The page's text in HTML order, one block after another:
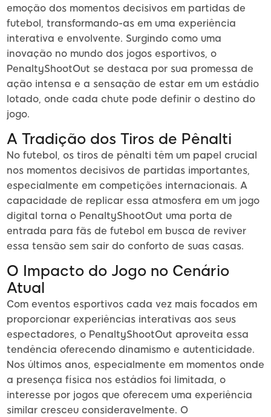
emoção dos momentos decisivos em partidas de
futebol, transformando-as em uma experiência
interativa e envolvente. Surgindo como uma
inovação no mundo dos jogos esportivos, o
PenaltyShootOut se destaca por sua promessa de
ação intensa e a sensação de estar em um estádio
lotado, onde cada chute pode definir o destino do
jogo.
A Tradição dos Tiros de Pênalti
No futebol, os tiros de pênalti têm um papel crucial
nos momentos decisivos de partidas importantes,
especialmente em competições internacionais. A
capacidade de replicar essa atmosfera em um jogo
digital torna o PenaltyShootOut uma porta de
entrada para fãs de futebol em busca de reviver
essa tensão sem sair do conforto de suas casas.
O Impacto do Jogo no Cenário
Atual
Com eventos esportivos cada vez mais focados em
proporcionar experiências interativas aos seus
espectadores, o PenaltyShootOut aproveita essa
tendência oferecendo dinamismo e autenticidade.
Nos últimos anos, especialmente em momentos onde
a presença física nos estádios foi limitada, o
interesse por jogos que oferecem uma experiência
similar cresceu consideravelmente. O